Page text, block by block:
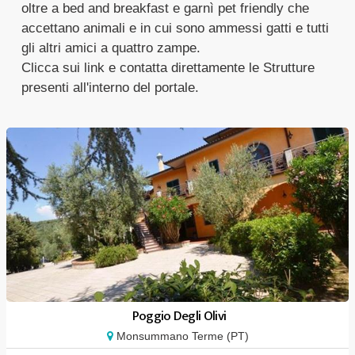
oltre a bed and breakfast e garnì pet friendly che
accettano animali e in cui sono ammessi gatti e tutti
gli altri amici a quattro zampe.
Clicca sui link e contatta direttamente le Strutture
presenti all'interno del portale.
Poggio Degli Olivi
Monsummano Terme (PT)